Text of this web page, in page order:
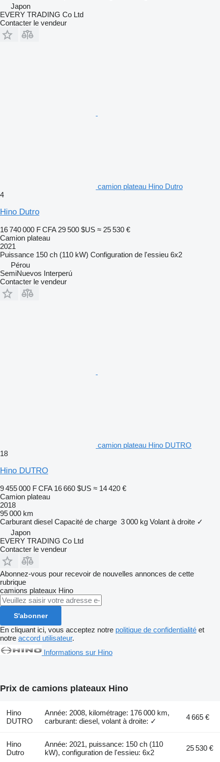
Japon
EVERY TRADING Co Ltd
Contacter le vendeur
camion plateau Hino Dutro
4
Hino Dutro
16 740 000 F CFA 29 500 $US ≈ 25 530 €
Camion plateau
2021
Puissance 150 ch (110 kW) Configuration de l'essieu 6x2
Pérou
SemiNuevos Interperú
Contacter le vendeur
camion plateau Hino DUTRO
18
Hino DUTRO
9 455 000 F CFA 16 660 $US ≈ 14 420 €
Camion plateau
2018
95 000 km
Carburant diesel Capacité de charge 3 000 kg Volant à droite ✓
Japon
EVERY TRADING Co Ltd
Contacter le vendeur
Abonnez-vous pour recevoir de nouvelles annonces de cette
rubrique
camions plateaux Hino
S'abonner
En cliquant ici, vous acceptez notre politique de confidentialité et
notre accord utilisateur.
Informations sur Hino
Prix de camions plateaux Hino
Hino
DUTRO
Année: 2008, kilométrage: 176 000 km,
carburant: diesel, volant à droite: ✓
4 665 €
Hino
Dutro
Année: 2021, puissance: 150 ch (110
kW), configuration de l'essieu: 6x2
25 530 €